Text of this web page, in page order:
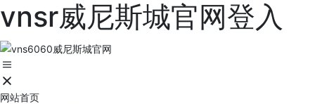
vnsr威尼斯城官网登入
网站首页